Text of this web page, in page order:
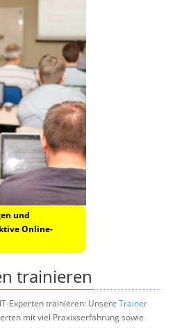
und
Online-
trainieren
Experten trainieren: Unsere Trainer
mit viel Praxixserfahrung sowie